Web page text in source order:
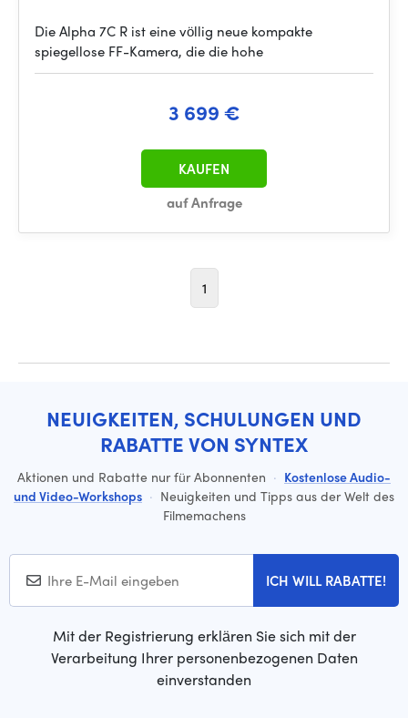
Die Alpha 7C R ist eine völlig neue kompakte
spiegellose FF-Kamera, die die hohe
3 699 €
auf Anfrage
KAUFEN
1
NEUIGKEITEN, SCHULUNGEN UND
RABATTE VON SYNTEX
Aktionen und Rabatte nur für Abonnenten · Kostenlose Audio-
und Video-Workshops · Neuigkeiten und Tipps aus der Welt des
Filmemachens
ICH WILL RABATTE!
Mit der Registrierung erklären Sie sich mit der
Verarbeitung Ihrer personenbezogenen Daten
einverstanden